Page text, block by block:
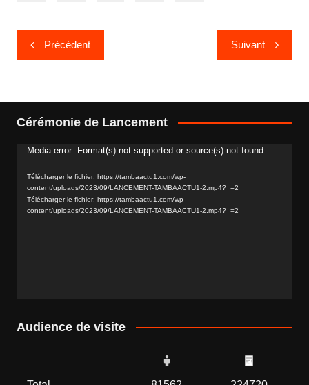
Navigation
de
Précédent Suivant
Cérémonie de Lancement
Lecteur
Media error: Format(s) not supported or source(s) not found
Télécharger le fichier: https://tambaactu1.com/wp-
content/uploads/2023/09/LANCEMENT-TAMBAACTU1-2.mp4?_=2
Télécharger le fichier: https://tambaactu1.com/wp-
content/uploads/2023/09/LANCEMENT-TAMBAACTU1-2.mp4?_=2
Audience de visite